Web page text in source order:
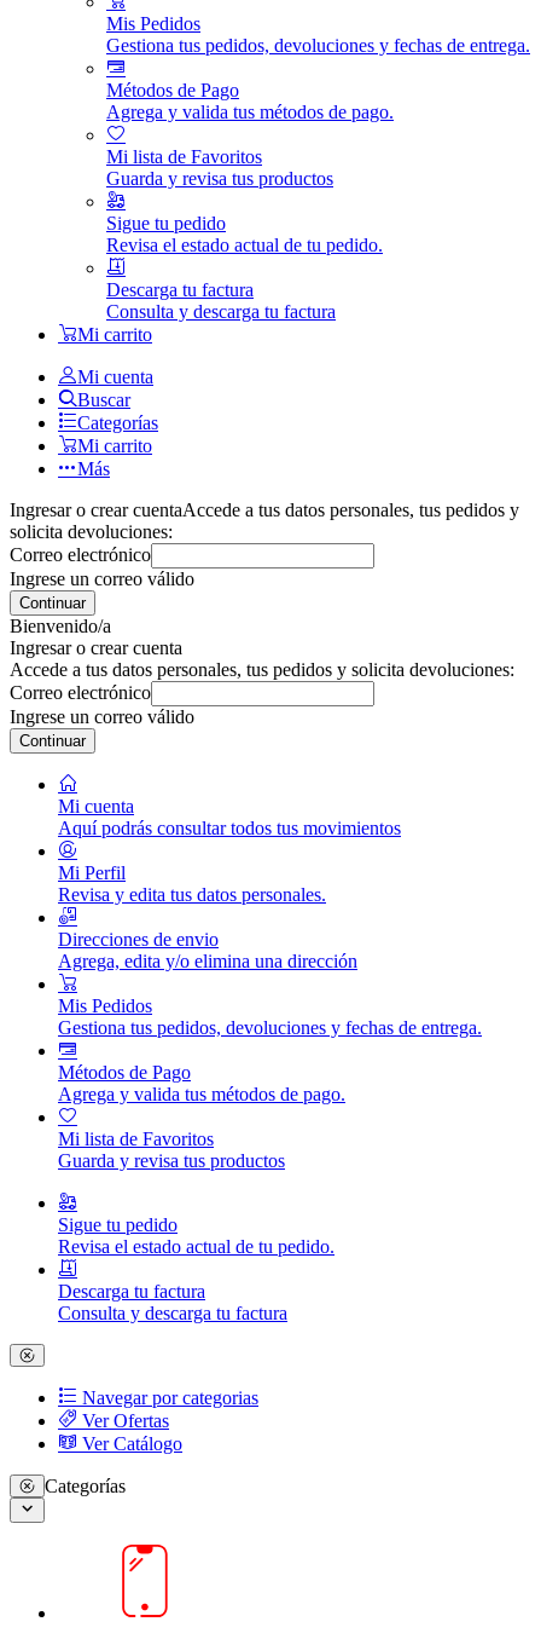
Mis Pedidos
Gestiona tus pedidos, devoluciones y fechas de entrega.
Métodos de Pago
Agrega y valida tus métodos de pago.
Mi lista de Favoritos
Guarda y revisa tus productos
Sigue tu pedido
Revisa el estado actual de tu pedido.
Descarga tu factura
Consulta y descarga tu factura
Mi carrito
Mi cuenta
Buscar
Categorías
Mi carrito
Más
Ingresar o crear cuentaAccede a tus datos personales, tus pedidos y
solicita devoluciones:
Correo electrónico
Ingrese un correo válido
Continuar
Bienvenido/a
Ingresar o crear cuenta
Accede a tus datos personales, tus pedidos y solicita devoluciones:
Correo electrónico
Ingrese un correo válido
Continuar
Mi cuenta
Aquí podrás consultar todos tus movimientos
Mi Perfil
Revisa y edita tus datos personales.
Direcciones de envio
Agrega, edita y/o elimina una dirección
Mis Pedidos
Gestiona tus pedidos, devoluciones y fechas de entrega.
Métodos de Pago
Agrega y valida tus métodos de pago.
Mi lista de Favoritos
Guarda y revisa tus productos
Sigue tu pedido
Revisa el estado actual de tu pedido.
Descarga tu factura
Consulta y descarga tu factura
Navegar por categorias
Ver Ofertas
Ver Catálogo
Categorías